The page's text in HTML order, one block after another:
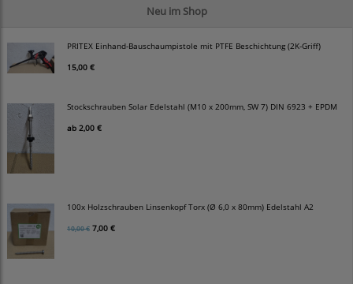
Neu im Shop
PRITEX Einhand-Bauschaumpistole mit PTFE Beschichtung (2K-Griff)
15,00 €
Stockschrauben Solar Edelstahl (M10 x 200mm, SW 7) DIN 6923 + EPDM
ab 2,00 €
100x Holzschrauben Linsenkopf Torx (Ø 6,0 x 80mm) Edelstahl A2
10,00 € 7,00 €